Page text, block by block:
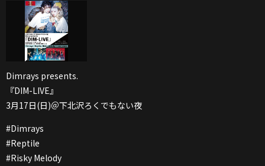
Dimrays presents.
『DIM-LIVE』
3月17日(日)＠下北沢ろくでもない夜
#Dimrays
#Reptile
#Risky Melody